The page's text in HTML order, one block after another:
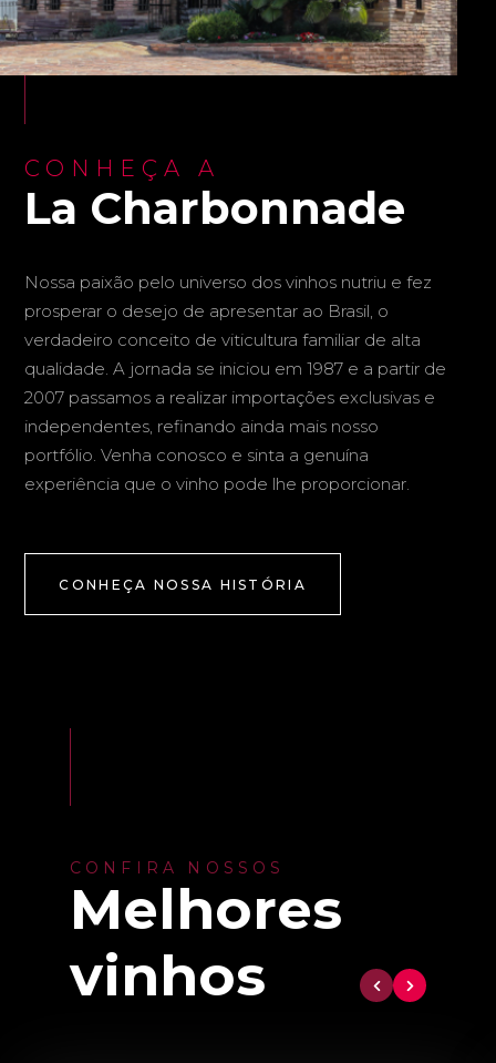
CONHEÇA A
La Charbonnade
Nossa paixão pelo universo dos vinhos nutriu e fez
prosperar o desejo de apresentar ao Brasil, o
verdadeiro conceito de viticultura familiar de alta
qualidade. A jornada se iniciou em 1987 e a partir de
2007 passamos a realizar importações exclusivas e
independentes, refinando ainda mais nosso
portfólio. Venha conosco e sinta a genuína
experiência que o vinho pode lhe proporcionar.
CONHEÇA NOSSA HISTÓRIA
CONFIRA NOSSOS
Melhores
vinhos